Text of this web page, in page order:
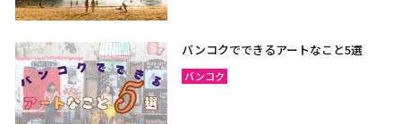
バンコクでできるアートなこと5選
バンコク